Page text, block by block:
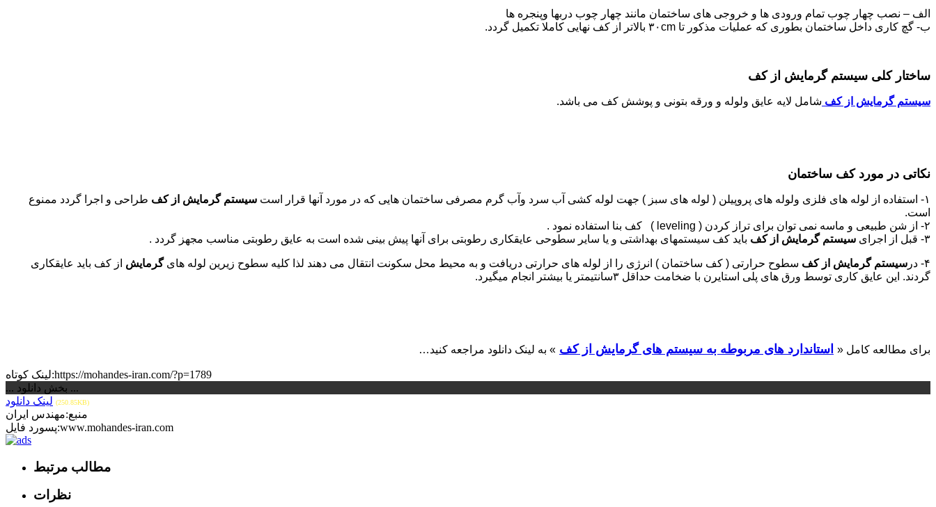
الف – نصب چهار چوب تمام ورودی ها و خروجی های ساختمان مانند چهار چوب دربها وپنجره ها
ب- گچ کاری داخل ساختمان بطوری که عملیات مذکور تا ۳۰cm بالاتر از کف نهایی کاملا تکمیل گردد.
ساختار کلی سیستم گرمایش از کف
سیستم گرمایش از کف شامل لایه عایق ولوله و ورقه بتونی و پوشش کف می باشد.
نکاتی در مورد کف ساختمان
۱- استفاده از لوله های فلزی ولوله های پروپیلن ( لوله های سبز ) جهت لوله کشی آب سرد وآب گرم مصرفی ساختمان هایی که در مورد آنها قرار است سیستم گرمایش از کف طراحی و اجرا گردد ممنوع
است.
۲- از شن طبیعی و ماسه نمی توان برای تراز کردن ( leveling ) کف بنا استفاده نمود .
۳- قبل از اجرای
سیستم گرمایش از کف باید کف سیستمهای بهداشتی و یا سایر سطوحی عایقکاری رطوبتی برای آنها پیش بینی شده است به عایق رطوبتی مناسب مجهز گردد .
۴- در سیستم گرمایش از کف سطوح حرارتی ( کف ساختمان ) انرژی را از لوله های حرارتی دریافت و به محیط محل سکونت انتقال می دهند لذا کلیه سطوح زیرین لوله هایگرمایش از کف باید عایقکاری
گردند. این عایق کاری توسط ورق های پلی استایرن با ضخامت حداقل ٣سانتیمتر یا بیشتر انجام میگیرد.
برای مطالعه کامل « استاندارد های مربوطه به سیستم های گرمایش از کف » به لینک دانلود مراجعه کنید…
لینک کوتاه:https://mohandes-iran.com/?p=1789
... بخش دانلود ...
لینک دانلود
(250.85KB)
منبع:مهندس ایران
پسورد فایل:www.mohandes-iran.com
مطالب مرتبط
نظرات